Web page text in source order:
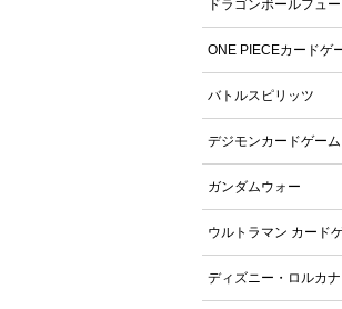
ナ】
ドラゴンボールフュ
ルド
ONE PIECEカードゲ
バトルスピリッツ
デジモンカードゲーム
ガンダムウォー
ウルトラマン カード
ディズニー・ロルカ